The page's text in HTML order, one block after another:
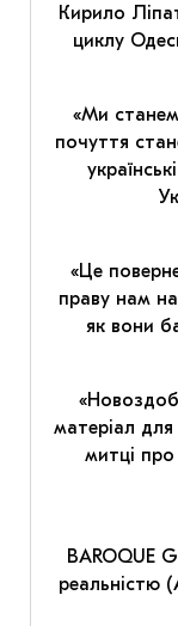
Кирило
циклу
«Ми
почуття
«Це
праву нам
як вони
матеріал для
митці про
BAROQUE
реальністю